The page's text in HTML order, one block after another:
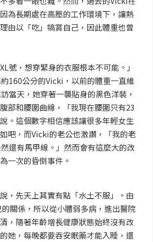
為長期處在高壓的工作環境下，讓熱
由以「吃」犒賞自己，因此體重也曾
號，想穿緊身的衣服根本不可能。」
160公分的Vicki，以前的體重一直維
當天，她穿著一襲貼身的黑色洋裝，
部和腰圍曲線，「我現在腰圍只有23
。這個數字相信應該讓很多年輕女生
吧，而Vicki的老公也激讚，「我的老
還有馬甲線。」然而會有這麼大的改
一次的昏倒事件。
，先天上其實有點「水土不服」。由
關係，所以從小體弱多病，進出醫院
，隨著年齡增長健康狀態始終沒有改
她，每晚都要吞安眠藥才能入睡，還